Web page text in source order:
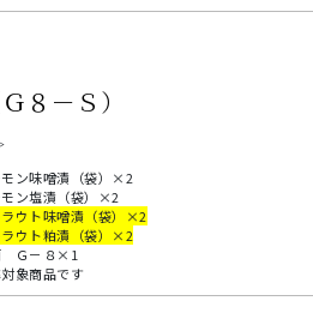
８－Ｓ）
ン味噌漬（袋）×2
ン塩漬（袋）×2
ウト味噌漬（袋）×2
ウト粕漬（袋）×2
Ｇ－８×1
象商品です